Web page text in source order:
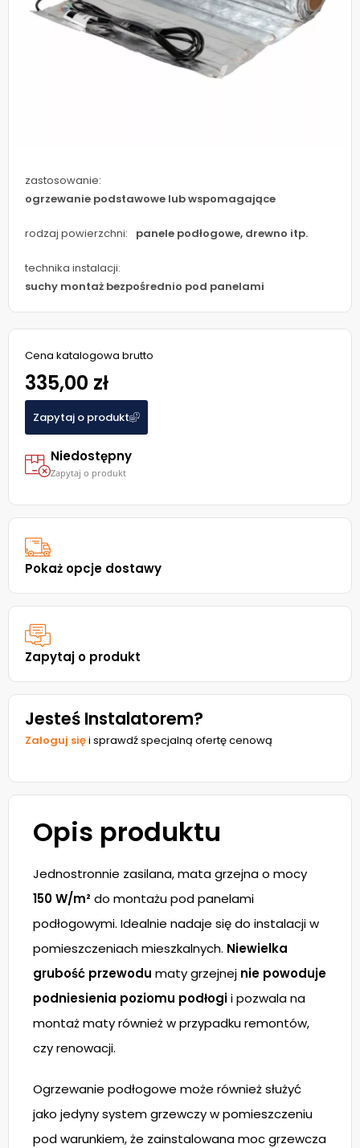
zastosowanie:
ogrzewanie podstawowe lub wspomagające
rodzaj powierzchni: panele podłogowe, drewno itp.
technika instalacji:
suchy montaż bezpośrednio pod panelami
Cena katalogowa brutto
335,00 zł
Zapytaj o produkt
Niedostępny
Zapytaj o produkt
Pokaż opcje dostawy
Zapytaj o produkt
Jesteś Instalatorem?
Zaloguj sięi sprawdź specjalną ofertę cenową
Opis produktu
Jednostronnie zasilana, mata grzejna o mocy
150 W/m² do montażu pod panelami
podłogowymi. Idealnie nadaje się do instalacji w
pomieszczeniach mieszkalnych. Niewielka
grubość przewodu maty grzejnej nie powoduje
podniesienia poziomu podłogii pozwala na
montaż maty również w przypadku remontów,
czy renowacji.
Ogrzewanie podłogowe może również służyć
jako jedyny system grzewczy w pomieszczeniu
pod warunkiem, że zainstalowana moc grzewcza